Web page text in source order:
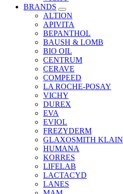
BRANDS
ALTION
APIVITA
BEPANTHOL
BAUSH & LOMB
BIO OIL
CENTRUM
CERAVE
COMPEED
LA ROCHE-POSAY
VICHY
DUREX
EVA
EVIOL
FREZYDERM
GLAXOSMITH KLAIN
HUMANA
KORRES
LIFELAB
LACTACYD
LANES